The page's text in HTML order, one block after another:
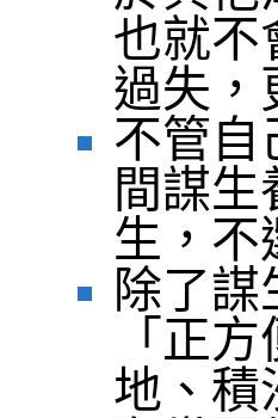
也就不
過失，
不管自
間謀
生，不
除了
「正
地、積